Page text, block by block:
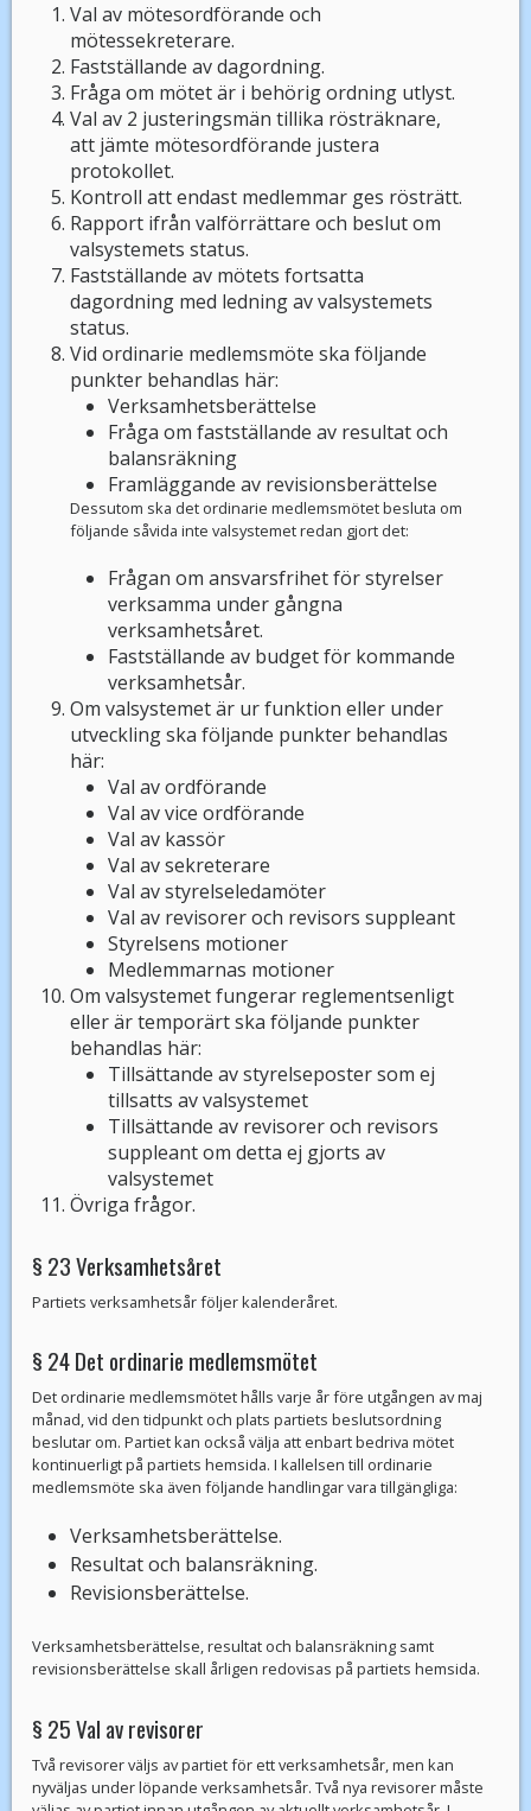
Val av mötesordförande och
mötessekreterare.
Fastställande av dagordning.
Fråga om mötet är i behörig ordning utlyst.
Val av 2 justeringsmän tillika rösträknare,
att jämte mötesordförande justera
protokollet.
Kontroll att endast medlemmar ges rösträtt.
Rapport ifrån valförrättare och beslut om
valsystemets status.
Fastställande av mötets fortsatta
dagordning med ledning av valsystemets
status.
Vid ordinarie medlemsmöte ska följande
punkter behandlas här:
Verksamhetsberättelse
Fråga om fastställande av resultat och
balansräkning
Framläggande av revisionsberättelse
Dessutom ska det ordinarie medlemsmötet besluta om
följande såvida inte valsystemet redan gjort det:
Frågan om ansvarsfrihet för styrelser
verksamma under gångna
verksamhetsåret.
Fastställande av budget för kommande
verksamhetsår.
Om valsystemet är ur funktion eller under
utveckling ska följande punkter behandlas
här:
Val av ordförande
Val av vice ordförande
Val av kassör
Val av sekreterare
Val av styrelseledamöter
Val av revisorer och revisors suppleant
Styrelsens motioner
Medlemmarnas motioner
Om valsystemet fungerar reglementsenligt
eller är temporärt ska följande punkter
behandlas här:
Tillsättande av styrelseposter som ej
tillsatts av valsystemet
Tillsättande av revisorer och revisors
suppleant om detta ej gjorts av
valsystemet
Övriga frågor.
§ 23 Verksamhetsåret
Partiets verksamhetsår följer kalenderåret.
§ 24 Det ordinarie medlemsmötet
Det ordinarie medlemsmötet hålls varje år före utgången av maj
månad, vid den tidpunkt och plats partiets beslutsordning
beslutar om. Partiet kan också välja att enbart bedriva mötet
kontinuerligt på partiets hemsida. I kallelsen till ordinarie
medlemsmöte ska även följande handlingar vara tillgängliga:
Verksamhetsberättelse.
Resultat och balansräkning.
Revisionsberättelse.
Verksamhetsberättelse, resultat och balansräkning samt
revisionsberättelse skall årligen redovisas på partiets hemsida.
§ 25 Val av revisorer
Två revisorer väljs av partiet för ett verksamhetsår, men kan
nyväljas under löpande verksamhetsår. Två nya revisorer måste